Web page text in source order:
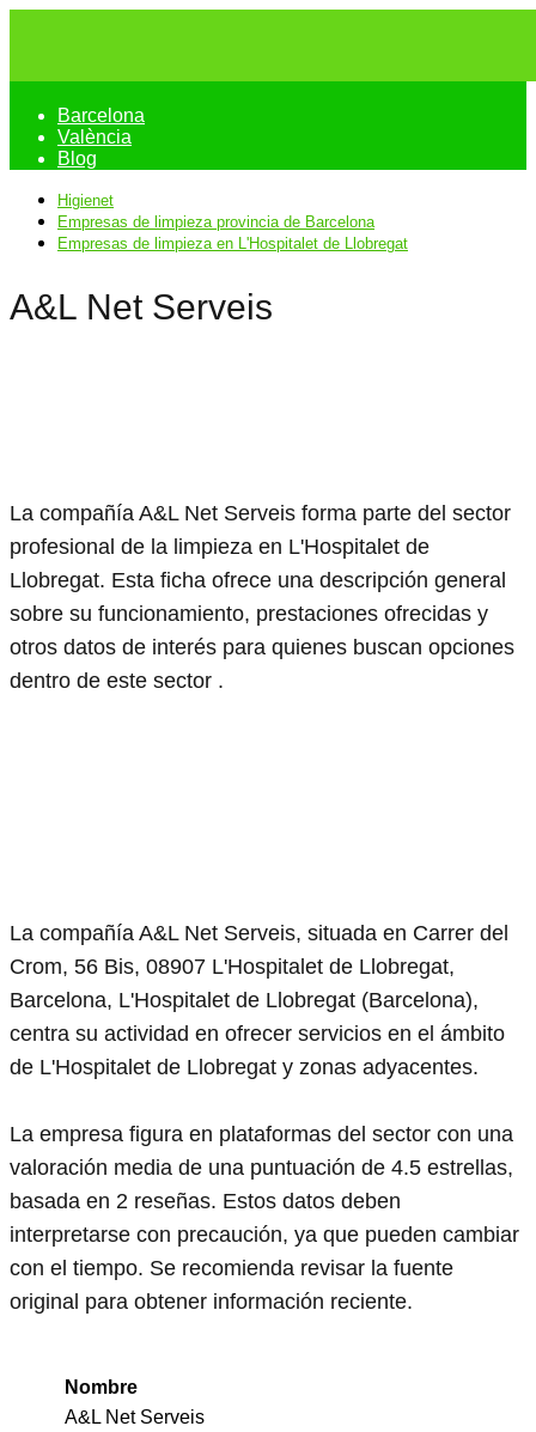
Barcelona
València
Blog
Higienet
Empresas de limpieza provincia de Barcelona
Empresas de limpieza en L'Hospitalet de Llobregat
A&L Net Serveis
La compañía A&L Net Serveis forma parte del sector
profesional de la limpieza en L'Hospitalet de
Llobregat. Esta ficha ofrece una descripción general
sobre su funcionamiento, prestaciones ofrecidas y
otros datos de interés para quienes buscan opciones
dentro de este sector .
La compañía A&L Net Serveis, situada en Carrer del
Crom, 56 Bis, 08907 L'Hospitalet de Llobregat,
Barcelona, L'Hospitalet de Llobregat (Barcelona),
centra su actividad en ofrecer servicios en el ámbito
de L'Hospitalet de Llobregat y zonas adyacentes.
La empresa figura en plataformas del sector con una
valoración media de una puntuación de 4.5 estrellas,
basada en 2 reseñas. Estos datos deben
interpretarse con precaución, ya que pueden cambiar
con el tiempo. Se recomienda revisar la fuente
original para obtener información reciente.
Nombre
A&L Net Serveis